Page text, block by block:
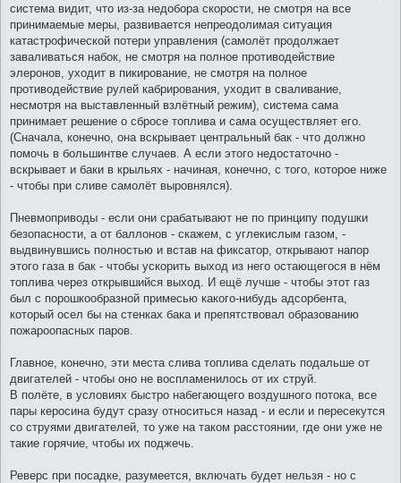
система видит, что из-за недобора скорости, не смотря на все
принимаемые меры, развивается непреодолимая ситуация
катастрофической потери управления (самолёт продолжает
заваливаться набок, не смотря на полное противодействие
элеронов, уходит в пикирование, не смотря на полное
противодействие рулей кабрирования, уходит в сваливание,
несмотря на выставленный взлётный режим), система сама
принимает решение о сбросе топлива и сама осуществляет его.
(Сначала, конечно, она вскрывает центральный бак - что должно
помочь в большинтве случаев. А если этого недостаточно -
вскрывает и баки в крыльях - начиная, конечно, с того, которое ниже
- чтобы при сливе самолёт выровнялся).
Пневмоприводы - если они срабатывают не по принципу подушки
безопасности, а от баллонов - скажем, с углекислым газом, -
выдвинувшись полностью и встав на фиксатор, открывают напор
этого газа в бак - чтобы ускорить выход из него остающегося в нём
топлива через открывшийся выход. И ещё лучше - чтобы этот газ
был с порошкообразной примесью какого-нибудь адсорбента,
который осел бы на стенках бака и препятствовал образованию
пожароопасных паров.
Главное, конечно, эти места слива топлива сделать подальше от
двигателей - чтобы оно не воспламенилось от их струй.
В полёте, в условиях быстро набегающего воздушного потока, все
пары керосина будут сразу относиться назад - и если и пересекутся
со струями двигателей, то уже на таком расстоянии, где они уже не
такие горячие, чтобы их поджечь.
Реверс при посадке, разумеется, включать будет нельзя - но с